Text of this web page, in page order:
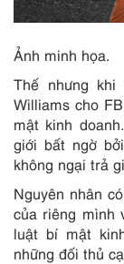
Ảnh minh họa.
Thế nhưng
Williams cho
mật kinh
giới bất ngờ
không ngại trả
Nguyên nhân
của riêng mình
luật bí mật
những đối thủ